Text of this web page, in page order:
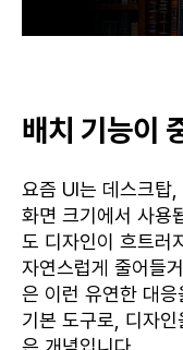
배치 기능이
요즘 UI는 데스크탑
화면 크기에서 사용
도 디자인이 흐트러
자연스럽게 줄어들
은 이런 유연한 대
기본 도구로, 디자